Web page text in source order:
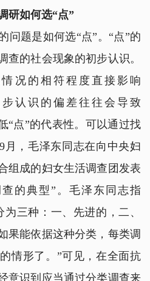
研如何选“点”
题是如何选“点”。“点”的
查的社会现象的初步认识。
况的相符程度直接影响
认识的偏差往往会导致
“点”的代表性。可以通过找
月，毛泽东同志在向中央妇
组成的妇女生活调查团发表
的典型”。毛泽东同志指
三种：一、先进的，二、
果能依据这种分类，每类调
情形了。”可见，在全面抗
意识到应当通过分类调查来